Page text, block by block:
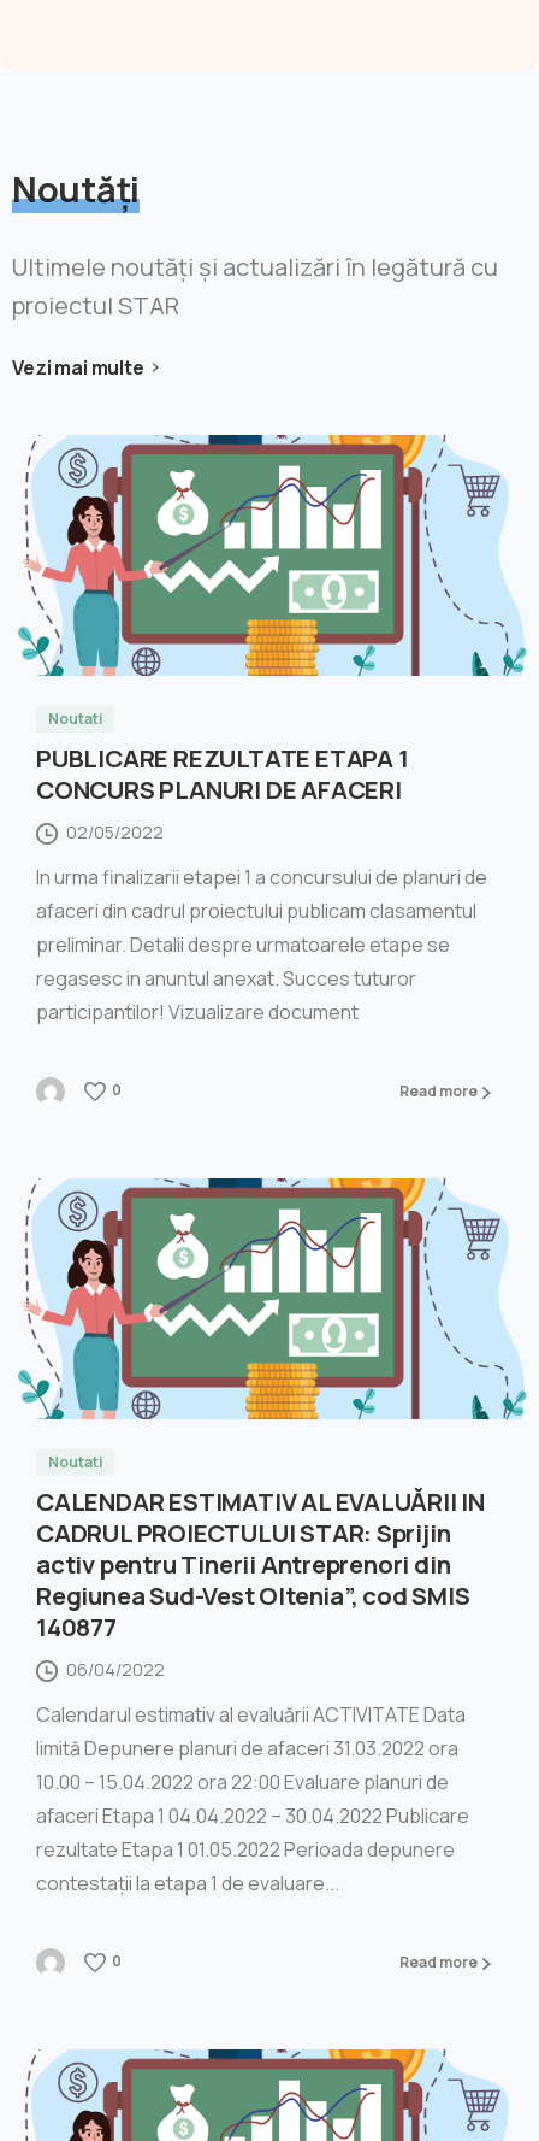
Noutăți
Ultimele noutăți și actualizări în legătură cu
proiectul STAR
Vezi mai multe
Noutati
PUBLICARE REZULTATE ETAPA 1
CONCURS PLANURI DE AFACERI
02/05/2022
In urma finalizarii etapei 1 a concursului de planuri de
afaceri din cadrul proiectului publicam clasamentul
preliminar. Detalii despre urmatoarele etape se
regasesc in anuntul anexat. Succes tuturor
participantilor! Vizualizare document
0 Read more
Noutati
CALENDAR ESTIMATIV AL EVALUĂRII IN
CADRUL PROIECTULUI STAR: Sprijin
activ pentru Tinerii Antreprenori din
Regiunea Sud-Vest Oltenia”, cod SMIS
140877
06/04/2022
Calendarul estimativ al evaluării ACTIVITATE Data
limită Depunere planuri de afaceri 31.03.2022 ora
10.00 – 15.04.2022 ora 22:00 Evaluare planuri de
afaceri Etapa 1 04.04.2022 – 30.04.2022 Publicare
rezultate Etapa 1 01.05.2022 Perioada depunere
contestații la etapa 1 de evaluare...
0 Read more